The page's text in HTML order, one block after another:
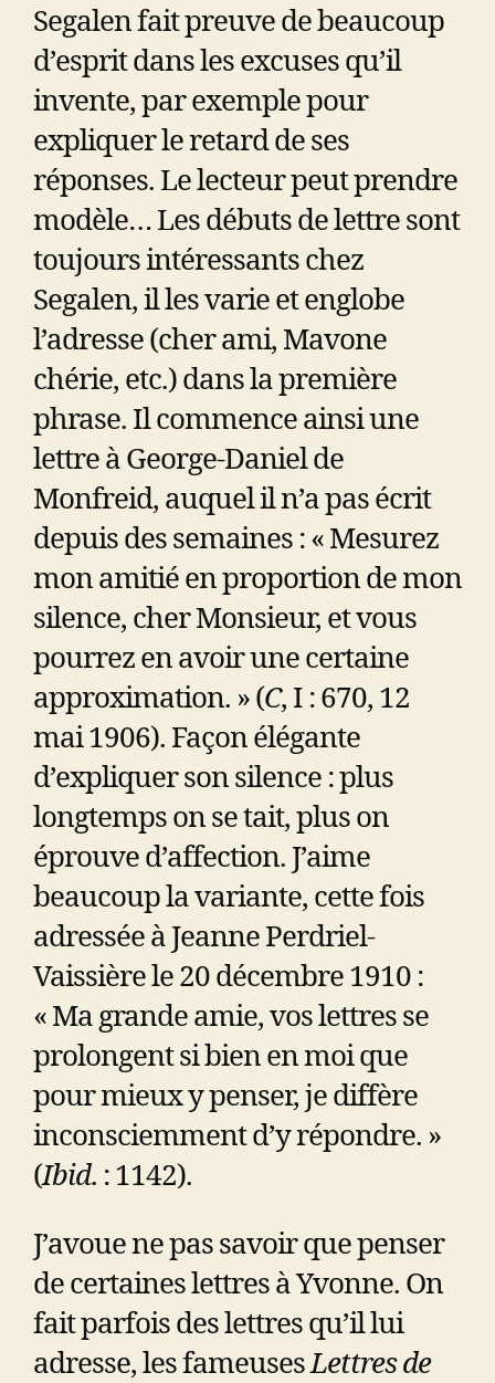
Segalen fait preuve de beaucoup
d’esprit dans les excuses qu’il
invente, par exemple pour
expliquer le retard de ses
réponses. Le lecteur peut prendre
modèle… Les débuts de lettre sont
toujours intéressants chez
Segalen, il les varie et englobe
l’adresse (cher ami, Mavone
chérie, etc.) dans la première
phrase. Il commence ainsi une
lettre à George-Daniel de
Monfreid, auquel il n’a pas écrit
depuis des semaines : « Mesurez
mon amitié en proportion de mon
silence, cher Monsieur, et vous
pourrez en avoir une certaine
approximation. » (C, I : 670, 12
mai 1906). Façon élégante
d’expliquer son silence : plus
longtemps on se tait, plus on
éprouve d’affection. J’aime
beaucoup la variante, cette fois
adressée à Jeanne Perdriel-
Vaissière le 20 décembre 1910 :
« Ma grande amie, vos lettres se
prolongent si bien en moi que
pour mieux y penser, je diffère
inconsciemment d’y répondre. »
(Ibid. : 1142).
J’avoue ne pas savoir que penser
de certaines lettres à Yvonne. On
fait parfois des lettres qu’il lui
adresse, les fameusesLettres de